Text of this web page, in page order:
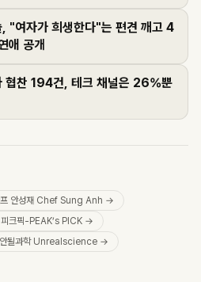
, "여자가 희생한다"는 편견 깨고 4
애 공개
협찬 194건, 테크 채널은 26%뿐
안성재 Chef Sung Anh →
피크픽-PEAK’s PICK →
안될과학 Unrealscience →